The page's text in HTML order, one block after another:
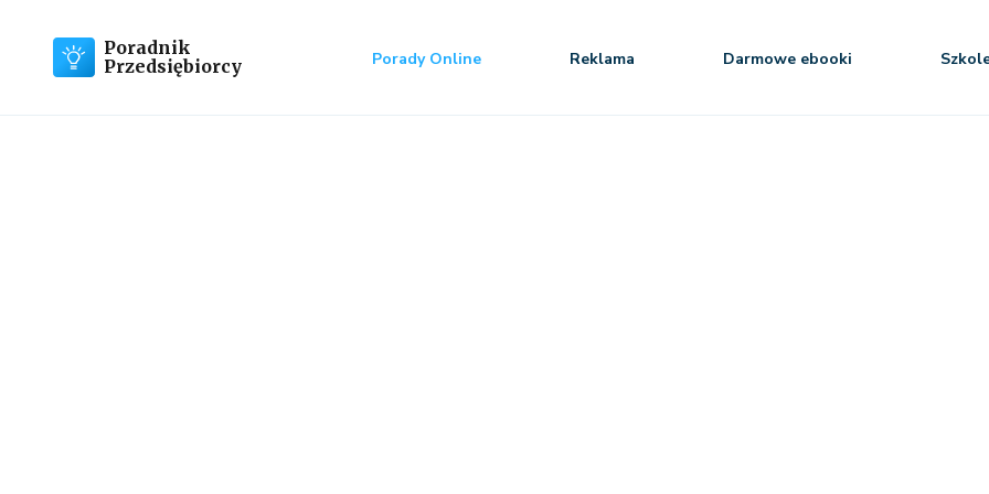
Poradnik
Przedsiębiorcy
Porady Online Reklama Darmowe ebooki